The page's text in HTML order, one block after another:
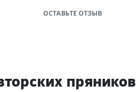
ОСТАВЬТЕ ОТЗЫВ
пряников